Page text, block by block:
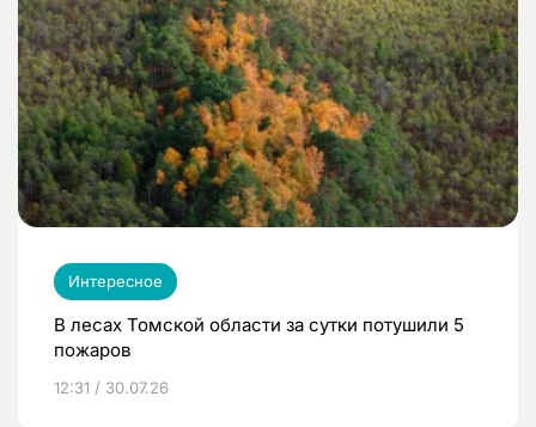
Интересное
В лесах Томской области за сутки потушили 5
пожаров
12:31 / 30.07.26